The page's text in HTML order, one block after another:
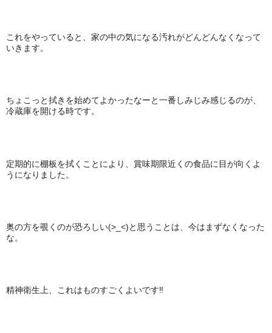
これをやっていると、家の中の気になる汚れがどんどんなくなって
いきます。
ちょこっと拭きを始めてよかったなーと一番しみじみ感じるのが、
冷蔵庫を開ける時です。
定期的に棚板を拭くことにより、賞味期限近くの食品に目が向くよ
うになりました。
奥の方を覗くのが恐ろしい(>_<)と思うことは、今はまずなくなった
な。
精神衛生上、これはものすごくよいです‼︎